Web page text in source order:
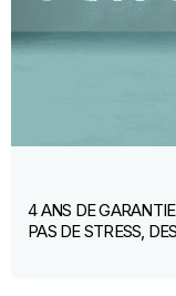
4 ANS DE
PAS DE STRESS,